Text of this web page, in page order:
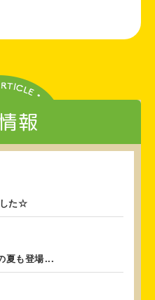
報
た☆
も登場...